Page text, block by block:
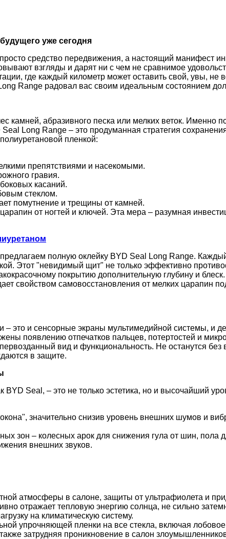
уже сегодня
средство передвижения, а настоящий манифест
взгляды и дарят ни с чем не сравнимое
где каждый километр может оставить свой, увы,
Range радовал вас своим идеальным состоянием
камней, абразивного песка или мелких веток. Именно
Long Range – это продуманная стратегия
пленкой:
препятствиями и насекомыми.
гравия.
касаний.
стеклом.
помутнение и трещины от камней.
от ногтей и ключей. Эта мера – разумная
полную оклейку BYD Seal Long Range.
Этот "невидимый щит" не только эффективно
покрытию дополнительную глубину и
свойством самовосстановления от мелких царапин
это и сенсорные экраны мультимедийной системы, и
появлению отпечатков пальцев, потертостей и
вид и функциональность. Не останутся
в защите.
Seal, – это не только эстетика, но и высочайший
значительно снизив уровень внешних шумов и
зон – колесных арок для снижения гула от шин,
внешних звуков.
атмосферы в салоне, защиты от ультрафиолета и
отражает тепловую энергию солнца, не сильно
на климатическую систему.
упрочняющей пленки на все стекла, включая
затрудняя проникновение в салон